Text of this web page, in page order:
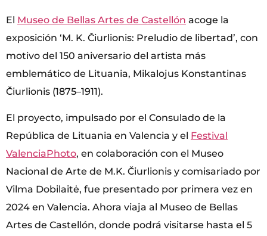
El Museo de Bellas Artes de Castellón acoge la
exposición ‘M. K. Čiurlionis: Preludio de libertad’, con
motivo del 150 aniversario del artista más
emblemático de Lituania, Mikalojus Konstantinas
Čiurlionis (1875–1911).
El proyecto, impulsado por el Consulado de la
República de Lituania en Valencia y el Festival
ValenciaPhoto, en colaboración con el Museo
Nacional de Arte de M.K. Čiurlionis y comisariado por
Vilma Dobilaitė, fue presentado por primera vez en
2024 en Valencia. Ahora viaja al Museo de Bellas
Artes de Castellón, donde podrá visitarse hasta el 5